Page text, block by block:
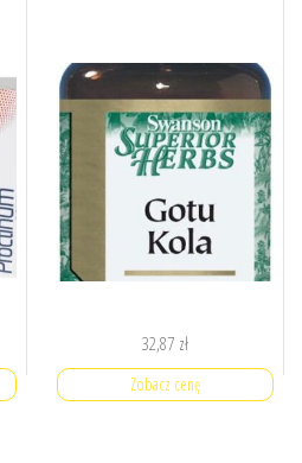
32,87 zł
Zobacz cenę